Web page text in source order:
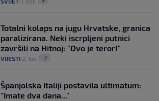
Totalni kolaps na jugu Hrvatske, granica
paralizirana. Neki iscrpljeni putnici
završili na Hitnoj: "Ovo je teror!"
VIJESTI 2. kol. 7
Španjolska Italiji postavila ultimatum:
"Imate dva dana..."